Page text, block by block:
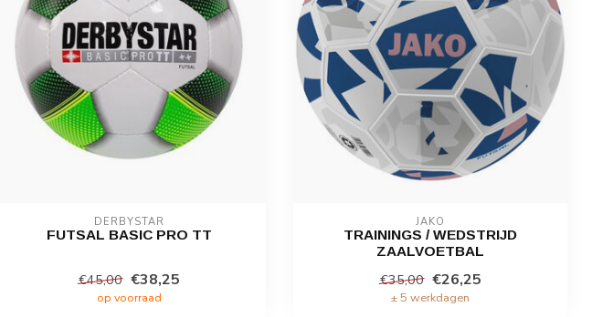
DERBYSTAR
FUTSAL BASIC PRO TT
€45,00 €38,25
op voorraad
JAKO
TRAININGS / WEDSTRIJD
ZAALVOETBAL
€35,00 €26,25
± 5 werkdagen